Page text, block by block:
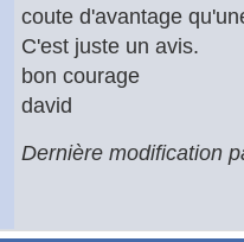
coute d'avantage
C'est juste un avis.
bon courage
david
Dernière modification